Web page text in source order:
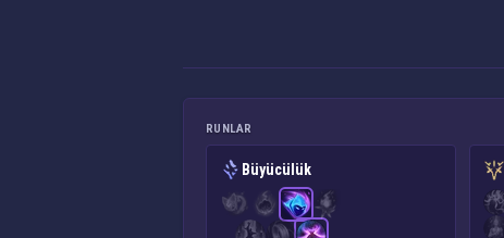
RUNLAR
Büyücülük